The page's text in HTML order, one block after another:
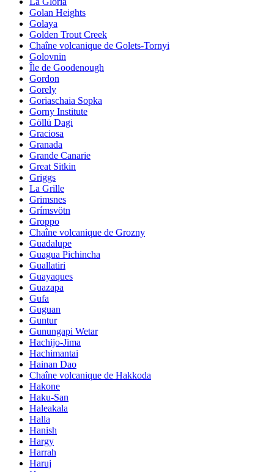
Golan Heights
Golaya
Golden Trout Creek
Chaîne volcanique de Golets-Tornyi
Golovnin
Île de Goodenough
Gordon
Gorely
Goriaschaia Sopka
Gorny Institute
Göllü Dagi
Graciosa
Granada
Grande Canarie
Great Sitkin
Griggs
La Grille
Grimsnes
Grímsvötn
Groppo
Chaîne volcanique de Grozny
Guadalupe
Guagua Pichincha
Guallatiri
Guayaques
Guazapa
Gufa
Guguan
Guntur
Gunungapi Wetar
Hachijo-Jima
Hachimantai
Hainan Dao
Chaîne volcanique de Hakkoda
Hakone
Haku-San
Haleakala
Halla
Hanish
Hargy
Harrah
Haruj